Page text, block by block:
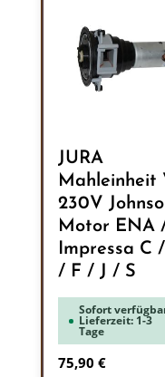
JURA
Mahleinheit
230V
Motor ENA
Impressa C
/ F / J / S
Sofort
Lieferzeit: 1-3
Tage
Regulärer Preis:
75,90 €